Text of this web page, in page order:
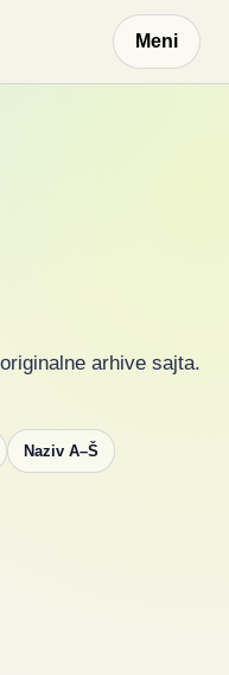
Meni
arhive sajta.
Naziv A–Š